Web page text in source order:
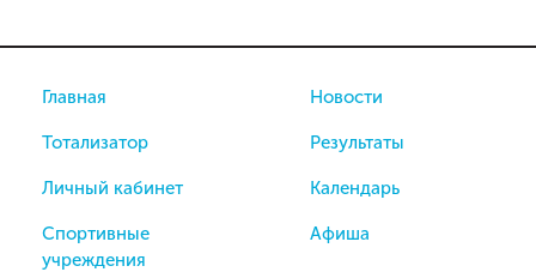
Главная
Тотализатор
Личный кабинет
Спортивные
учреждения
Новости
Результаты
Календарь
Афиша